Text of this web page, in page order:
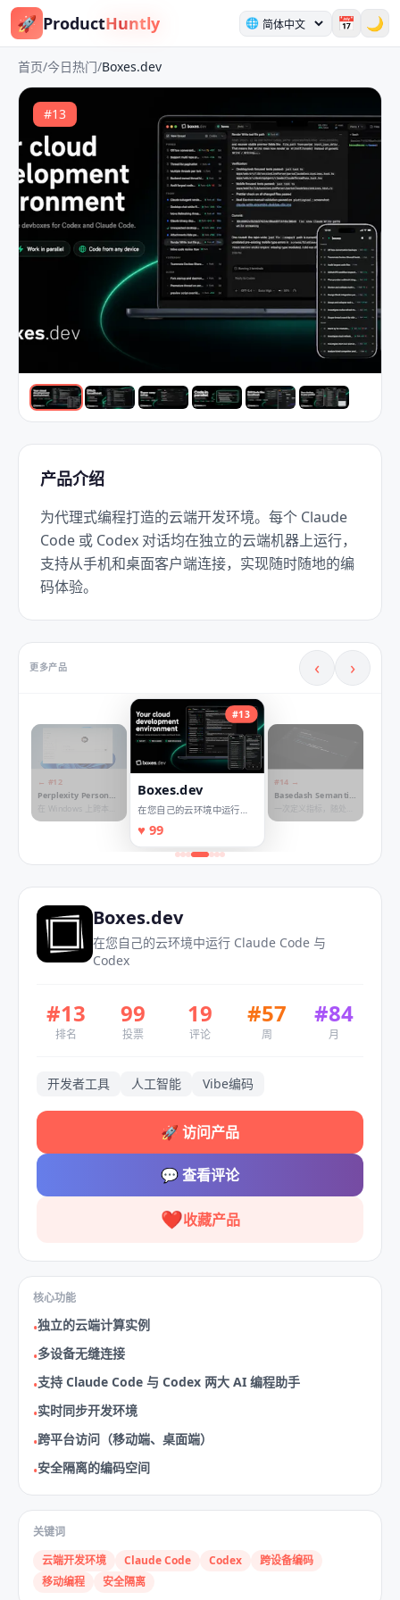
🚀 ProductHuntly 🌐 📅 🌙
首页/今日热门/Boxes.dev
#13
产品介绍
为代理式编程打造的云端开发环境。每个 Claude
Code 或 Codex 对话均在独立的云端机器上运行，
支持从手机和桌面客户端连接，实现随时随地的编
码体验。
更多产品 ‹ ›
← #12
Perplexity Personal
Computer for
Windows
在 Windows 上跨本地
文件与应用程序运行 AI
#13
Boxes.dev
在您自己的云环境中运行
Claude Code 与 Codex
♥ 99
#14 →
Basedash Semantic
一次定义指标，随处使
用。
Boxes.dev
在您自己的云环境中运行 Claude Code 与
Codex
#13
排名
99
投票
19
评论
#57
周
#84
月
开发者工具 人工智能 Vibe编码
🚀 访问产品
💬查看评论
❤️收藏产品
核心功能
•独立的云端计算实例
•多设备无缝连接
•支持 Claude Code 与 Codex 两大 AI 编程助手
•实时同步开发环境
•跨平台访问（移动端、桌面端）
•安全隔离的编码空间
关键词
云端开发环境
Claude Code Codex
跨设备编码
移动编程
安全隔离